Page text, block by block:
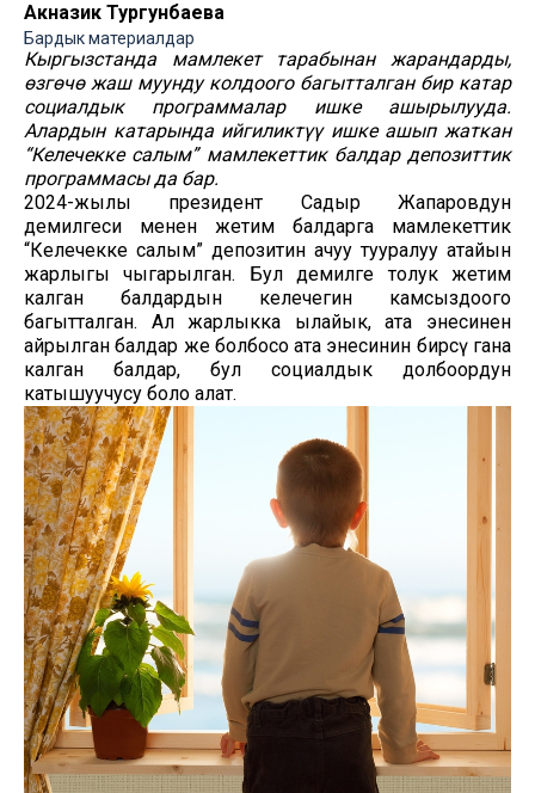
Акназик Тургунбаева
Бардык материалдар
Кыргызстанда мамлекет тарабынан жарандарды,
өзгөчө жаш муунду колдоого багытталган бир катар
социалдык программалар ишке ашырылууда.
Алардын катарында ийгиликтүү ишке ашып жаткан
“Келечекке салым” мамлекеттик балдар депозиттик
программасы да бар.
2024-жылы президент Садыр Жапаровдун
демилгеси менен жетим балдарга мамлекеттик
“Келечекке салым” депозитин ачуу тууралуу атайын
жарлыгы чыгарылган. Бул демилге толук жетим
калган балдардын келечегин камсыздоого
багытталган. Ал жарлыкка ылайык, ата энесинен
айрылган балдар же болбосо ата энесинин бирөөсү гана
калган балдар, бул социалдык долбоордун
катышуучусу боло алат.